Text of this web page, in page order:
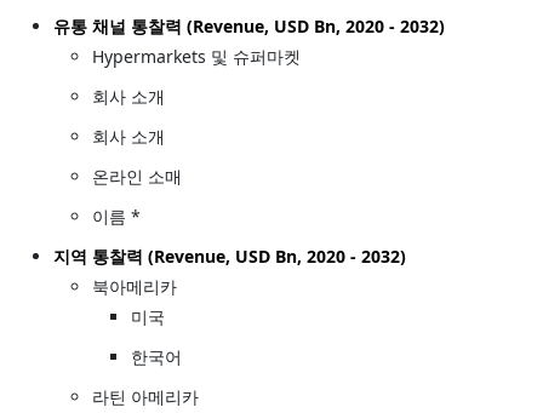
유통 채널 통찰력 (Revenue, USD Bn, 2020 - 2032)
Hypermarkets 및 슈퍼마켓
회사 소개
회사 소개
온라인 소매
이름 *
지역 통찰력 (Revenue, USD Bn, 2020 - 2032)
북아메리카
미국
한국어
라틴 아메리카